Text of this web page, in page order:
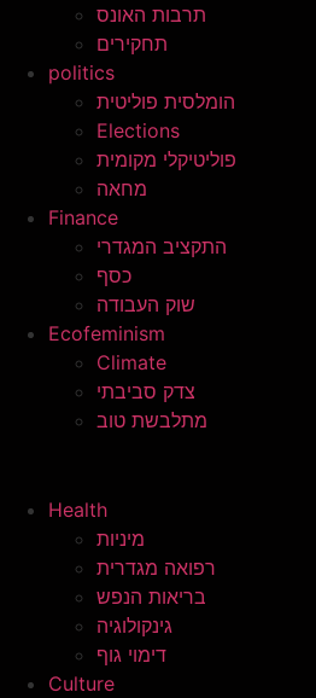
תרבות האונס
תחקירים
politics
הומלסית פוליטית
Elections
פוליטיקלי מקומית
מחאה
Finance
התקציב המגדרי
כסף
שוק העבודה
Ecofeminism
Climate
צדק סביבתי
מתלבשת טוב
Health
מיניות
רפואה מגדרית
בריאות הנפש
גינקולוגיה
דימוי גוף
Culture